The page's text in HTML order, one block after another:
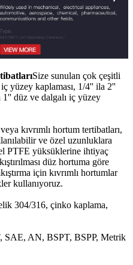
Size sunulan çok çeşitli
yüzey kaplaması, 1/4'' ila 2''
1'' düz ve dalgalı iç yüzey
kıvrımlı hortum tertibatları,
ve özel uzunluklara
PTFE yüksüklerine ihtiyaç
düz hortuma göre
için kıvrımlı hortumlar
kullanıyoruz.
304/316, çinko kaplama,
SAE, AN, BSPT, BSPP, Metrik